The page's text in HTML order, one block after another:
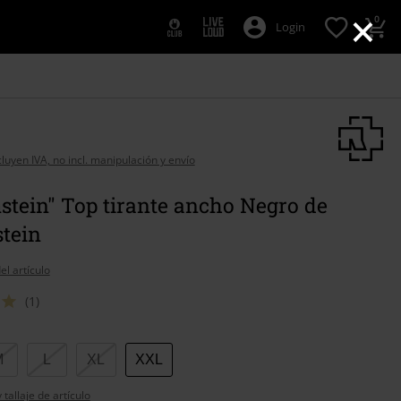
×
Login 0
IVA, no incl. manipulación y envío
Top tirante ancho Negro de
artículo
(1)
XL XXL
tallaje de artículo